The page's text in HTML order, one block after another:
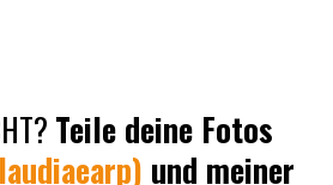
Teile deine Fotos
und meiner